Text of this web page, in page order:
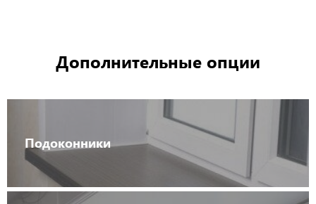
Дополнительные опции
Подоконники